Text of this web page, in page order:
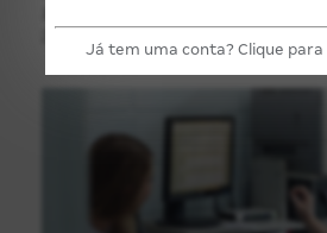
Já tem uma conta? Clique para
27 de Novembro de 2013